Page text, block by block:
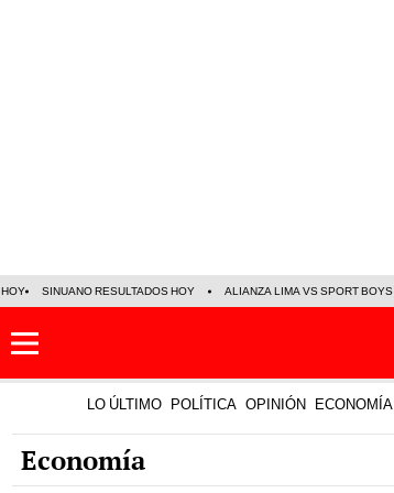
HOY SINUANO RESULTADOS HOY ALIANZA LIMA VS SPORT BOYS
LO ÚLTIMO POLÍTICA OPINIÓN ECONOMÍA
Economía